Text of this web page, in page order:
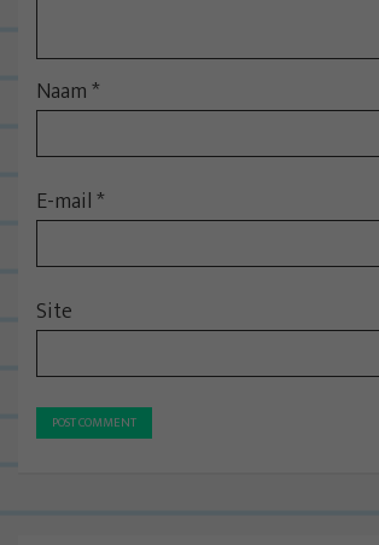
Naam*
E-mail*
Site